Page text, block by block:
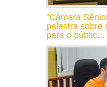
"Câmara
palestra sobre
para o públic...